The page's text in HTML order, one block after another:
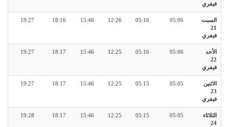
فيفري
السبت
21
فيفري
05:06
05:16
12:26
15:46
18:16
19:27
الأحد
22
فيفري
05:06
05:16
12:25
15:46
18:17
19:27
الاثنين
23
فيفري
05:05
05:15
12:25
15:46
18:17
19:27
الثلاثاء
24
05:05
05:15
12:25
15:46
18:17
19:28